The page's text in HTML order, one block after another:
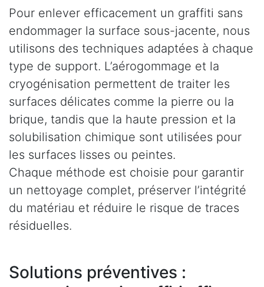
Pour enlever efficacement un graffiti sans
endommager la surface sous-jacente, nous
utilisons des techniques adaptées à chaque
type de support. L’aérogommage et la
cryogénisation permettent de traiter les
surfaces délicates comme la pierre ou la
brique, tandis que la haute pression et la
solubilisation chimique sont utilisées pour
les surfaces lisses ou peintes.
Chaque méthode est choisie pour garantir
un nettoyage complet, préserver l’intégrité
du matériau et réduire le risque de traces
résiduelles.
Solutions préventives :